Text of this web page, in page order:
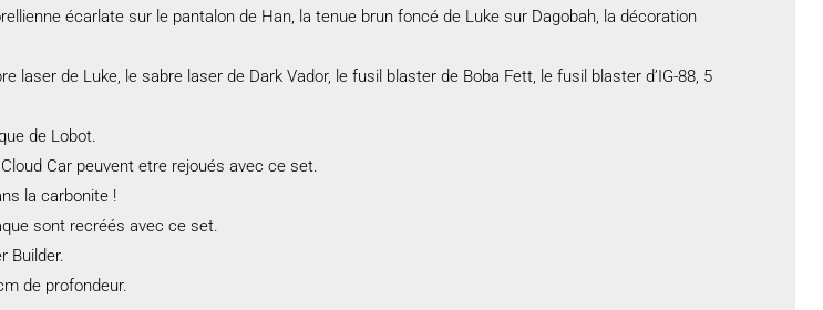
écarlate sur le pantalon de Han, la tenue brun foncé de Luke sur Dagobah, la décoration
laser de Luke, le sabre laser de Dark Vador, le fusil blaster de Boba Fett, le fusil blaster d’IG-88, 5
de Lobot.
Car peuvent etre rejoués avec ce set.
la carbonite !
sont recréés avec ce set.
Builder.
de profondeur.